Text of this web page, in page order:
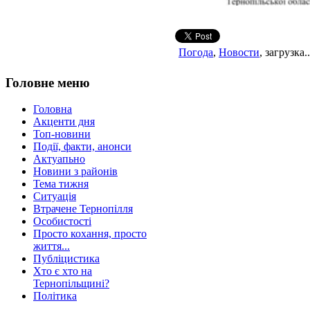
Погода, Новости,
Головне меню
Головна
Акценти дня
Топ-новини
Події, факти, анонси
Актуапьно
Новини з районів
Тема тижня
Ситуація
Втрачене Тернопілля
Особистості
Просто кохання, просто
життя...
Публіцистика
Хто є хто на
Тернопільщині?
Політика